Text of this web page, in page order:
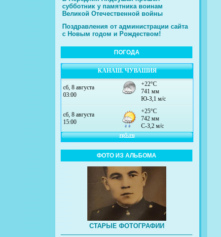
субботник у памятника воинам
Великой Отечественной войны
Поздравления от администрации сайта
с Новым годом и Рождеством!
ПОГОДА
КАНАШ. ЧУВАШИЯ
ФОТО ИЗ АЛЬБОМА
СТАРЫЕ ФОТОГРАФИИ